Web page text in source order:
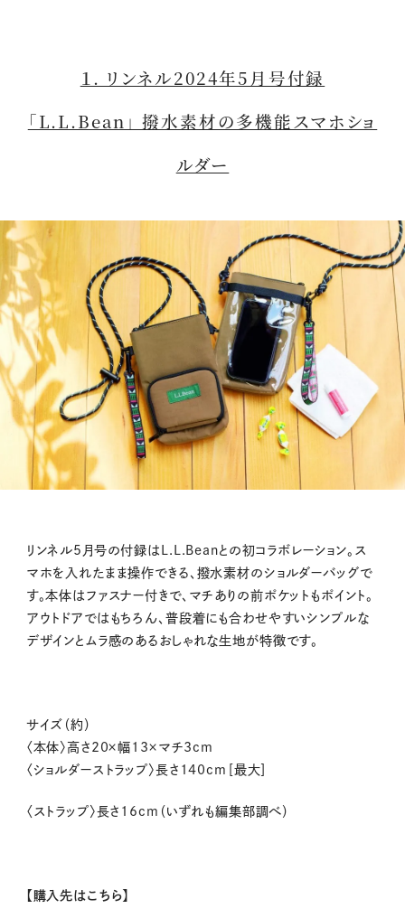
１. リンネル2024年5月号付録
「L.L.Bean」 撥水素材の多機能スマホショ
ルダー
リンネル5月号の付録はL.L.Beanとの初コラボレーション。ス
マホを入れたまま操作できる、撥水素材のショルダーバッグで
す。本体はファスナー付きで、マチありの前ポケットもポイント。
アウトドアではもちろん、普段着にも合わせやすいシンプルな
デザインとムラ感のあるおしゃれな生地が特徴です。
サイズ（約）
〈本体〉高さ20×幅13×マチ3cm
〈ショルダーストラップ〉長さ140cm［最大］
〈ストラップ〉長さ16cm（いずれも編集部調べ）
【購入先はこちら】